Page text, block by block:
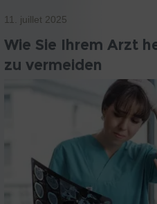
11. juillet 2025
Wie Sie Ihrem Arzt
zu vermeiden